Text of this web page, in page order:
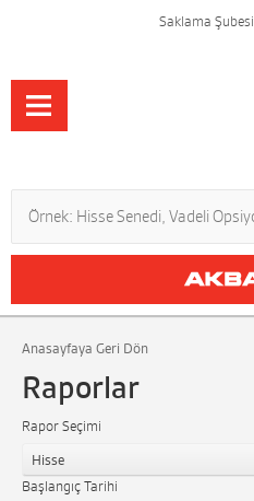
Saklama Şubesi
Anasayfaya Geri Dön
Raporlar
Rapor Seçimi
Hisse
Başlangıç Tarihi